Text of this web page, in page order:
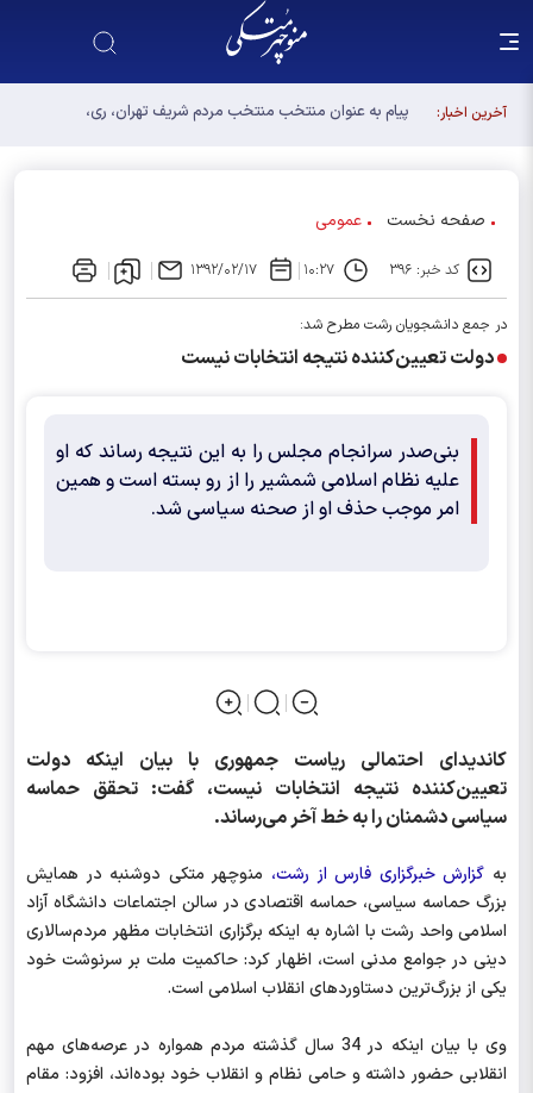
آخرین اخبار:
صفحه نخست عمومی
کد خبر: ۳۹۶ ۱۰:۲۷ ۱۳۹۲/۰۲/۱۷
در جمع دانشجویان ‌رشت مطرح شد:
دولت تعیین‌کننده نتیجه انتخابات نیست
بنی‌صدر سرانجام مجلس را به این نتیجه رساند که او
علیه نظام اسلامی شمشیر را از رو بسته است و همین
امر موجب حذف او از صحنه سیاسی شد.
کاندیدای احتمالی ریاست جمهوری با بیان اینکه دولت
تعیین‌کننده نتیجه انتخابات نیست، گفت: ‌‌تحقق حماسه
سیاسی دشمنان را به خط آخر می‌رساند.
به گزارش خبرگزاری فارس از رشت، منوچهر متکی دوشنبه در همایش
بزرگ حماسه سیاسی، حماسه اقتصادی در سالن اجتماعات دانشگاه آزاد
اسلامی واحد رشت با اشاره به اینکه برگزاری انتخابات مظهر مردم‌سالاری
دینی در جوامع مدنی است، اظهار کرد: حاکمیت ملت بر سرنوشت خود
یکی از بزرگ‌ترین دستاوردهای انقلاب اسلامی است.
وی با بیان اینکه در 34 سال گذشته مردم همواره در عرصه‌های مهم
انقلابی حضور داشته و حامی نظام و انقلاب خود بوده‌اند، افزود: مقام